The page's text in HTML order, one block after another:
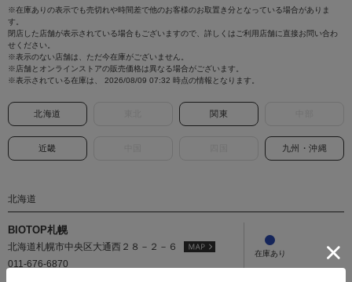
※在庫ありの表示でも売切れや時間差で他のお客様のお取置き分となっている場合がありま
す。
閉店した店舗が表示されている場合もございますので、詳しくはご利用店舗に直接お問い合わ
せください。
※表示のない店舗は、ただ今在庫がございません。
※店舗とオンラインストアの販売価格は異なる場合がございます。
※表示されている在庫は、 2026/08/09 07:32 時点の情報となります。
北海道 関東
近畿 九州・沖縄
北海道
BIOTOP札幌
北海道札幌市中央区大通西２８－２－６
011-676-6870